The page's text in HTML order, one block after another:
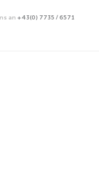
an +43(0) 7735 / 6571